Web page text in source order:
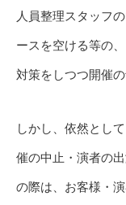
人員整理スタッフ
ースを空ける等の、
対策をしつつ開催
しかし、依然とし
催の中止・演者の
の際は、お客様・